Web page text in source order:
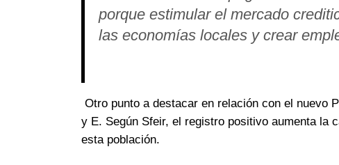
porque estimular el mercado
las economías locales y crear
Otro punto a destacar en relación con el nuevo
y E. Según Sfeir, el registro positivo aumenta la
esta población.